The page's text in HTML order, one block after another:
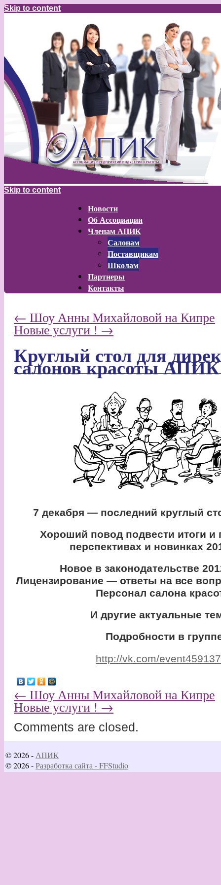
Skip to content
Skip to content
Новости
Об Ассоциации
Членам АПИК
Салонам
Поставщикам
Школам
Партнеры
Контакты
← Шоу Анны Михайловой на Кипре
Новые услуги !→
Круглый стол для
салонов красоты АПИК
7 декабря — последний круглый
Хороший повод подвести итоги и
перспективах и новинках
Новое в законодательстве
Лицензирование — ответы на все
Персонал салона
И другие актуальные
Подробности в
http://vk.com/
← Шоу Анны Михайловой на Кипре
Новые услуги !→
Comments are closed.
© 2026 -АПИК
© 2026 -Разработка сайта - FFStudio